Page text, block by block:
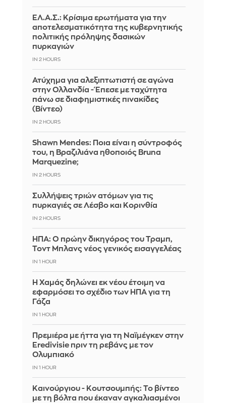
ΕΛ.Α.Σ.: Κρίσιμα ερωτήματα για την
αποτελεσματικότητα της κυβερνητικής
πολιτικής πρόληψης δασικών
πυρκαγιών
IN 2 HOURS
Ατύχημα για αλεξιπτωτιστή σε αγώνα
στην Ολλανδία - Έπεσε με ταχύτητα
πάνω σε διαφημιστικές πινακίδες
(Βίντεο)
IN 2 HOURS
Shawn Mendes: Ποια είναι η σύντροφός
του, η Βραζιλιάνα ηθοποιός Bruna
Marquezine;
IN 2 HOURS
Συλλήψεις τριών ατόμων για τις
πυρκαγιές σε Λέσβο και Κορινθία
IN 2 HOURS
ΗΠΑ: Ο πρώην δικηγόρος του Τραμπ,
Τοντ Μπλανς νέος γενικός εισαγγελέας
IN 1 HOUR
Η Χαμάς δηλώνει εκ νέου έτοιμη να
εφαρμόσει το σχέδιο των ΗΠΑ για τη
Γάζα
IN 1 HOUR
Πρεμιέρα με ήττα για τη Ναϊμέγκεν στην
Eredivisie πριν τη ρεβάνς με τον
Ολυμπιακό
IN 1 HOUR
Καινούργιου - Κουτσουμπής: Το βίντεο
με τη βόλτα που έκαναν αγκαλιασμένοι